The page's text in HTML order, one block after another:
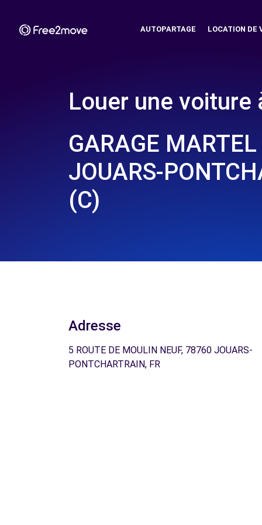
AUTOPARTAGE LOCATION DE
Louer une voiture
GARAGE
JOUARS-
(C)
Adresse
5 ROUTE DE MOULIN NEUF, 78760 JOUARS-
PONTCHARTRAIN, FR